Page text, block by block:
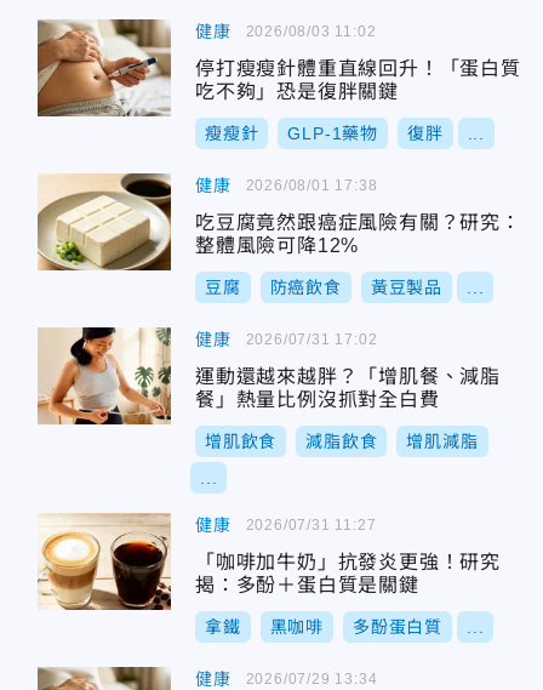
健康
停打瘦瘦針體重直線回升！「蛋白質
吃不夠」恐是復胖關鍵
瘦瘦針 GLP-1藥物 復胖
2026/08/03 11:02
健康
吃豆腐竟然跟癌症風險有關？研究：
整體風險可降12%
豆腐 防癌飲食 黃豆製品
2026/08/01 17:38
健康
運動還越來越胖？「增肌餐、減脂
餐」熱量比例沒抓對全白費
增肌飲食 減脂飲食 增肌減脂
2026/07/31 17:02
健康
「咖啡加牛奶」抗發炎更強！研究
揭：多酚＋蛋白質是關鍵
拿鐵 黑咖啡 多酚蛋白質
2026/07/31 11:27
健康 2026/07/29 13:34